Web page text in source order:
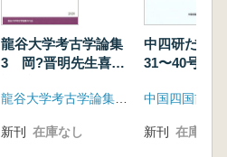
龍谷大学考古学論集
3 岡?晋明先生喜寿
新刊 在庫なし
中四研だよ
31〜40号
新刊 在庫なし